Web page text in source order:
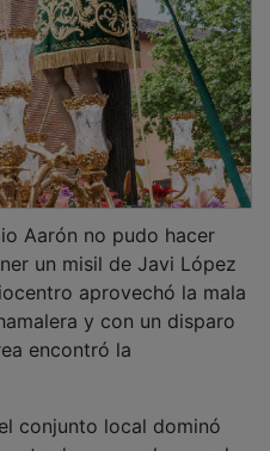
un misil de Javi López
aprovechó la mala
y con un disparo
encontró la
de poner el segundo